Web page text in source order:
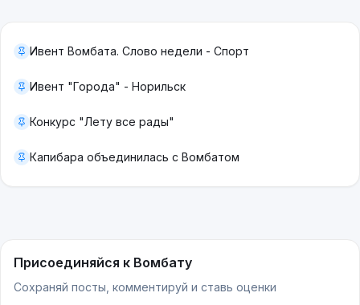
Ивент Вомбата. Слово недели - Спорт
Ивент "Города" - Норильск
Конкурс "Лету все рады"
Капибара объединилась с Вомбатом
Присоединяйся к Вомбату
Сохраняй посты, комментируй и ставь оценки